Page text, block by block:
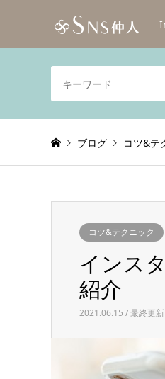
ブログ コツ&テ
コツ&テクニック
インス
紹介
2021.06.15 / 最終更